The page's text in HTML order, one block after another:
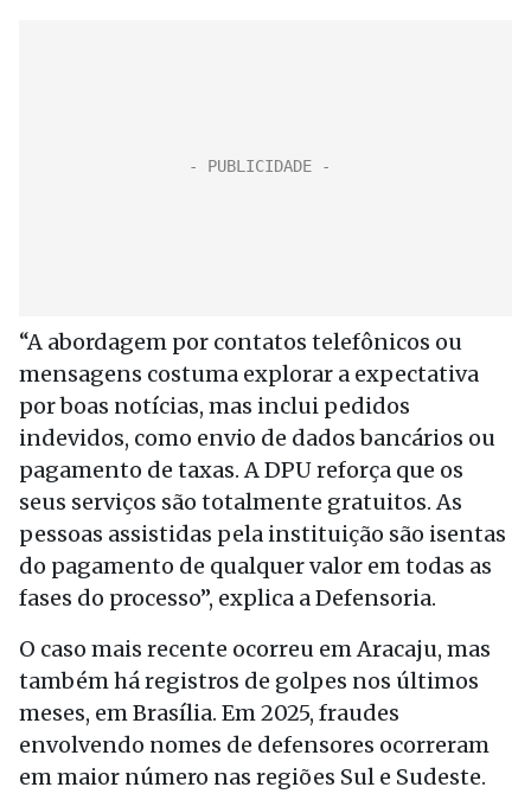
“A abordagem por contatos telefônicos ou
mensagens costuma explorar a expectativa
por boas notícias, mas inclui pedidos
indevidos, como envio de dados bancários ou
pagamento de taxas. A DPU reforça que os
seus serviços são totalmente gratuitos. As
pessoas assistidas pela instituição são isentas
do pagamento de qualquer valor em todas as
fases do processo”, explica a Defensoria.
O caso mais recente ocorreu em Aracaju, mas
também há registros de golpes nos últimos
meses, em Brasília. Em 2025, fraudes
envolvendo nomes de defensores ocorreram
em maior número nas regiões Sul e Sudeste.